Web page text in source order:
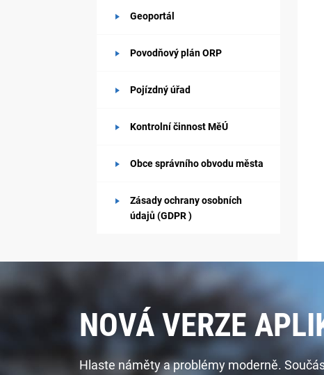
Geoportál
Povodňový plán ORP
Pojízdný úřad
Kontrolní činnost MěÚ
Obce správního obvodu města
Zásady ochrany osobních
údajů (GDPR )
NOVÁ VERZE
Hlaste náměty a problémy moderně.